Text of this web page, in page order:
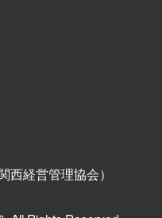
経営管理協会）